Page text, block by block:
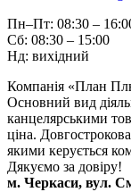
Пн–Пт: 08:30 –
Сб: 08:30 – 15:00
Нд: вихідний
Компанія «План
Основний вид
канцелярськими
ціна.
якими керується
Дякуємо за довіру!
м. Черкаси, вул.